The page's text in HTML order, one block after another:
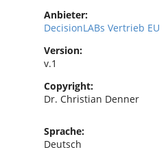
Anbieter:
DecisionLABs Vertrieb EU
Version:
v.1
Copyright:
Dr. Christian Denner
Sprache:
Deutsch